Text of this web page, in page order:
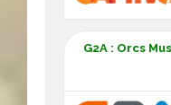
G2A : Orcs